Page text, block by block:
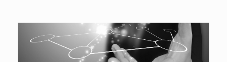
indhold